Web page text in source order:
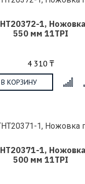
1,
550 мм 11TPI
4 310 ₸
В КОРЗИНУ
1,
500 мм 11TPI